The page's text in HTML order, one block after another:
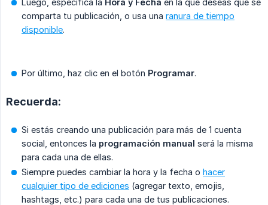
comparta tu publicación, o usa una ranura de tiempo
disponible.
Por último, haz clic en el botón Programar.
Recuerda:
Si estás creando una publicación para más de 1 cuenta
social, entonces la programación manual será la misma
para cada una de ellas.
Siempre puedes cambiar la hora y la fecha o hacer
cualquier tipo de ediciones (agregar texto, emojis,
hashtags, etc.) para cada una de tus publicaciones.